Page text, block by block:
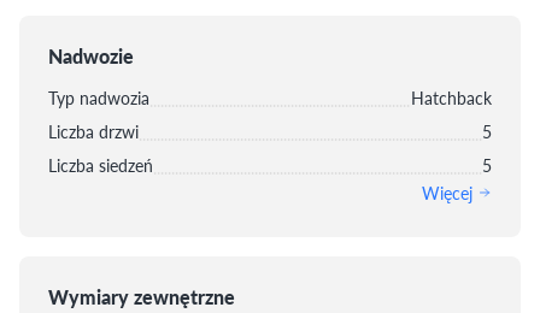
Nadwozie
Typ nadwozia
Hatchback
Liczba drzwi
5
Liczba siedzeń
5
Więcej
Wymiary zewnętrzne